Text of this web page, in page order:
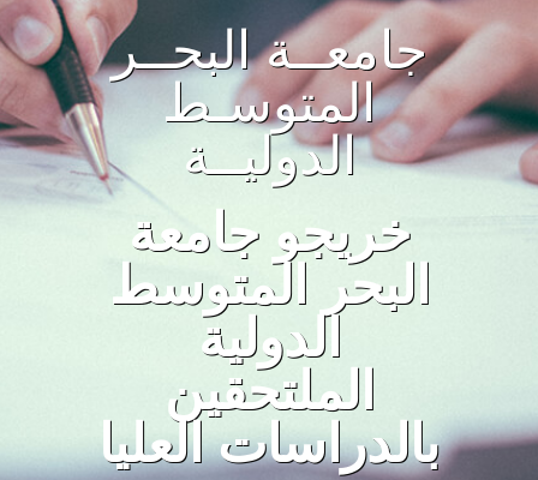
جامعــة البحــر
المتوسـط
الدوليــة
خريجو جامعة
البحر المتوسط
الدولية
الملتحقين
بالدراسات العليا